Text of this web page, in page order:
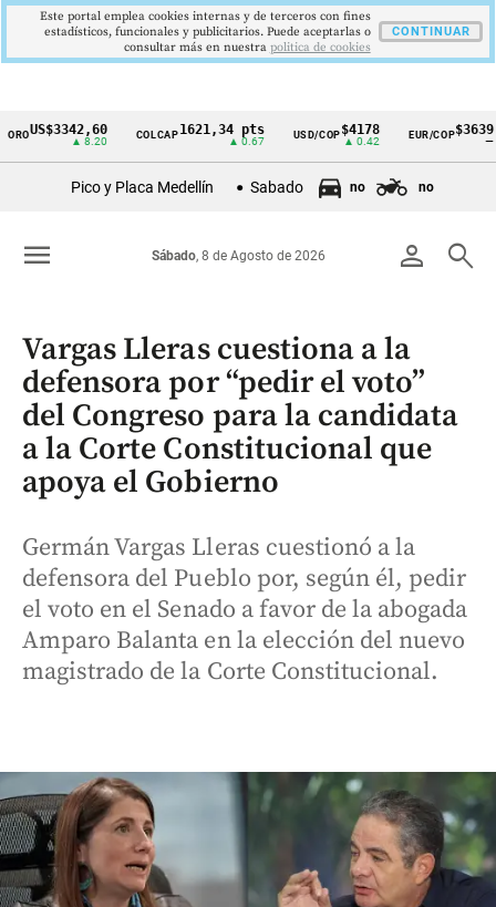
Cintillo
Colombia
COLCAP1621,34 pts USD/COP$4178
▲ 0.42
EUR/COP$3639
—
Pico y Placa Medellín Sabado no no
person search
Sábado, 8 de Agosto de 2026
menu
Vargas Lleras cuestiona a la
defensora por “pedir el voto”
del Congreso para la candidata
a la Corte Constitucional que
apoya el Gobierno
Germán Vargas Lleras cuestionó a la
defensora del Pueblo por, según él, pedir
el voto en el Senado a favor de la abogada
Amparo Balanta en la elección del nuevo
magistrado de la Corte Constitucional.
Este portal emplea cookies internas y de terceros con fines
estadísticos, funcionales y publicitarios. Puede aceptarlas o
consultar más en nuestra politica de cookies
CONTINUAR